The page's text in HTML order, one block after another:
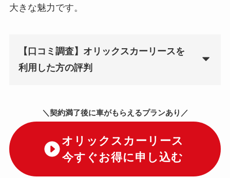
大きな魅力です。
【口コミ調査】オリックスカーリースを
利用した方の評判
＼契約満了後に車がもらえるプランあり／
オリックスカーリース
今すぐお得に申し込む